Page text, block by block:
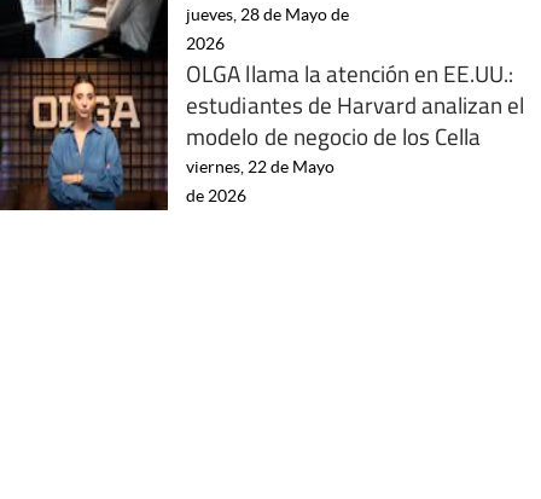
jueves, 28 de Mayo de
2026
OLGA llama la atención en EE.UU.:
estudiantes de Harvard analizan el
modelo de negocio de los Cella
viernes, 22 de Mayo
de 2026